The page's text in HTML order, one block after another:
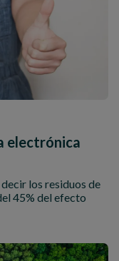
electrónica
los residuos de
45% del efecto